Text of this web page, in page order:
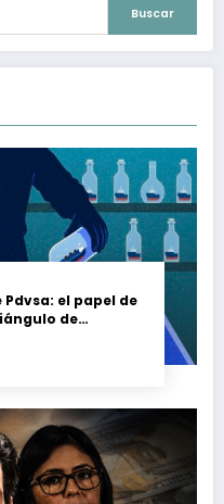
Buscar
el papel de
de